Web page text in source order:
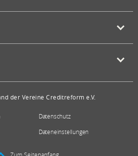
der Vereine Creditreform e.V.
Datenschutz
Dateneinstellungen
Zum Seitenanfang